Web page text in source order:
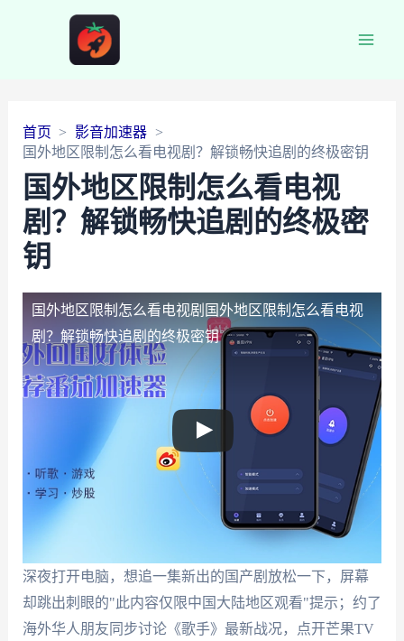
首页
影音加速器
国外地区限制怎么看电视剧？解锁畅快追剧的终极密钥
国外地区限制怎么看电视
剧？解锁畅快追剧的终极密
钥
国外地区限制怎么看电视剧 国外地区限制怎么看电视
剧？解锁畅快追剧的终极密钥
深夜打开电脑，想追一集新出的国产剧放松一下，屏幕
却跳出刺眼的"此内容仅限中国大陆地区观看"提示；约了
海外华人朋友同步讨论《歌手》最新战况，点开芒果TV